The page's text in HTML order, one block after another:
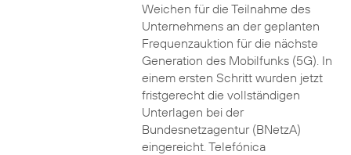
Weichen für die Teilnahme des
Unternehmens an der geplanten
Frequenzauktion für die nächste
Generation des Mobilfunks (5G). In
einem ersten Schritt wurden jetzt
fristgerecht die vollständigen
Unterlagen bei der
Bundesnetzagentur (BNetzA)
eingereicht. Telefónica